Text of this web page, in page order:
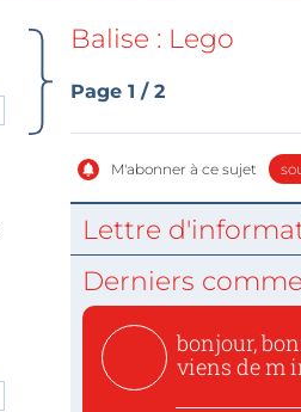
RechercherBalise : Lego
Page 1 / 2
M'abonner à ce sujet
Lettre
Derniers
bonjour,
viens de m